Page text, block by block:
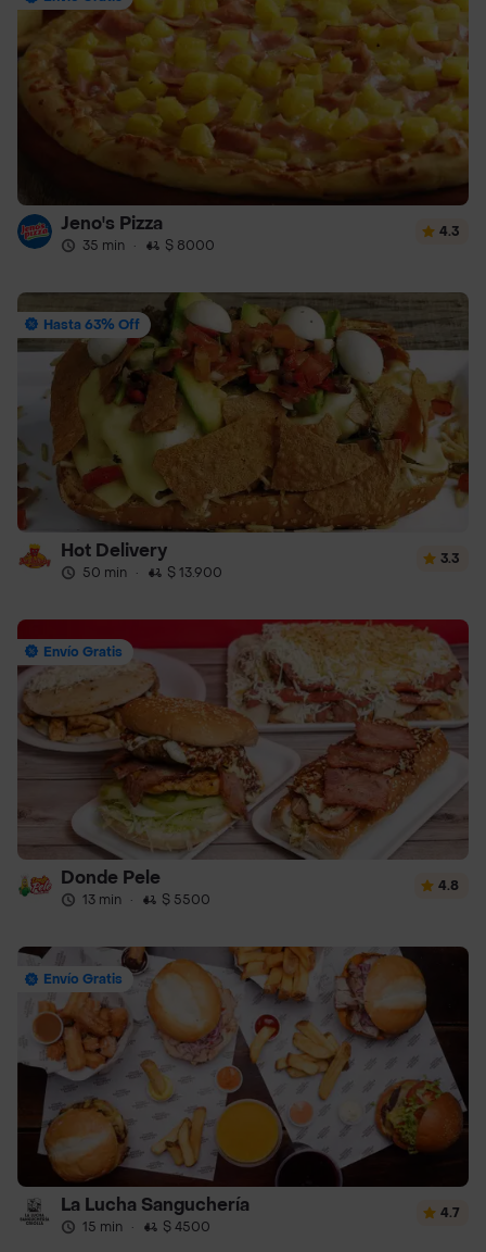
Jeno's Pizza
35 min · $ 8000
4.3
Hasta 63% Off
Hot Delivery
50 min · $ 13.900
3.3
Envío Gratis
Donde Pele
13 min · $ 5500
4.8
Envío Gratis
La Lucha Sanguchería
15 min · $ 4500
4.7